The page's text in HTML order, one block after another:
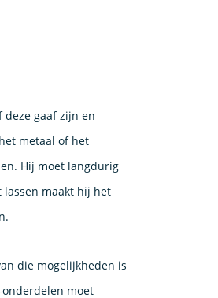
gaaf zijn en
metaal of het
Hij moet langdurig
maakt hij het
die mogelijkheden is
moet